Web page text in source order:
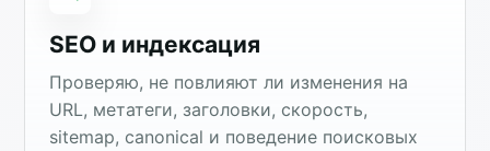
SEO и индексация
Проверяю, не повлияют ли изменения на
URL, метатеги, заголовки, скорость,
sitemap, canonical и поведение поисковых